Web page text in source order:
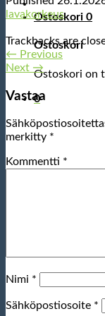
Ostoskori 0
Ostoskori
Ostoskori on
0
lavakorkeus
Trackbacks are
← Previous
Next →
Vastaa
merkitty *
Kommentti *
Nimi *
Sähköpostiosoite *